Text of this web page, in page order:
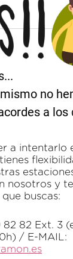
no
a
a intentarlo
nosotros y
buscas:
82 82 Ext. 3
/ E-MAIL: